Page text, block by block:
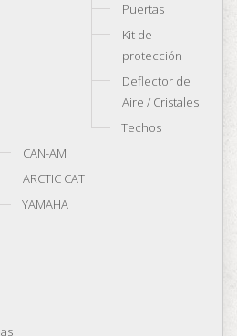
Puertas
Kit de
protección
Deflector de
Aire / Cristales
Techos
CAN-AM
ARCTIC CAT
YAMAHA